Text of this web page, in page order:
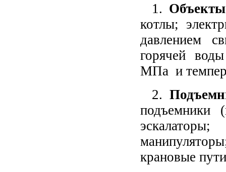
1.
котлы;
давлением
горячей
МПа и
2.
подъемники
крановые